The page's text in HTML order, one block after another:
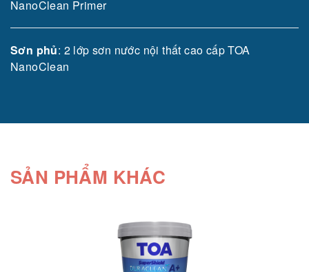
NanoClean Primer
Sơn phủ: 2 lớp sơn nước nội thất cao cấp TOA
NanoClean
SẢN PHẨM KHÁC